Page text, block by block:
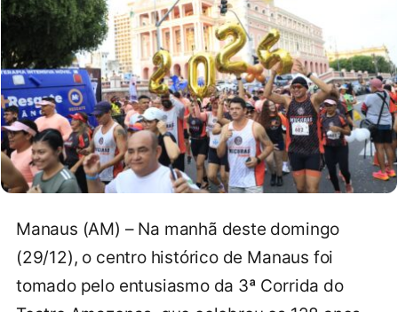
Manaus (AM) – Na manhã deste domingo
(29/12), o centro histórico de Manaus foi
tomado pelo entusiasmo da 3ª Corrida do